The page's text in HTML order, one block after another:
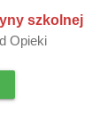
szkolnej
Opieki